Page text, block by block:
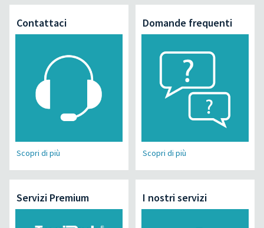
Contattaci
Scopri di più
Domande frequenti
Scopri di più
Servizi Premium I nostri servizi